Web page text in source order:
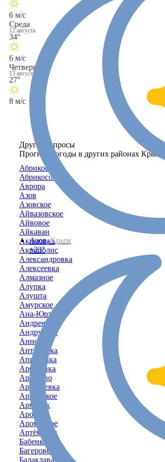
Азов,Крым
+23°
6 м/с
Среда
12 августа
34°
6 м/с
Четверг
13 августа
27°
8 м/с
Другие запросы
Прогноз погоды в других районах Крыма
Абрикосовка
Абрикосово
Аврора
Азов
Азовское
Айвазовское
Айвовое
Айкаван
Акимовка
Акрополис
Александровка
Алексеевка
Алмазное
Алупка
Алушта
Амурское
Ана-Юрт
Андреевка
Андрусово
Анновка
Антоновка
Апрелевка
Арбузовка
Арбузово
Аркадьевка
Армейское
Армянск
Аромат
Ароматное
Артёмовка
Бабенково
Багерово
Балаклава